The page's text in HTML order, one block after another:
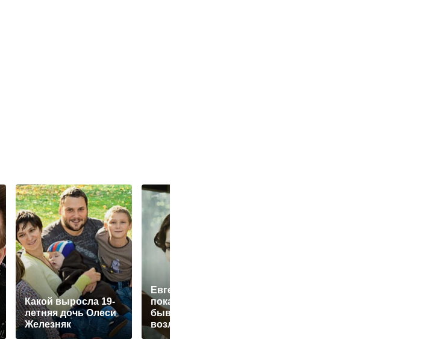
Какой выросла 19-
летняя дочь Олеси
Железняк
Евгений Цыганов
показал детей от
бывшей
возлюбленной